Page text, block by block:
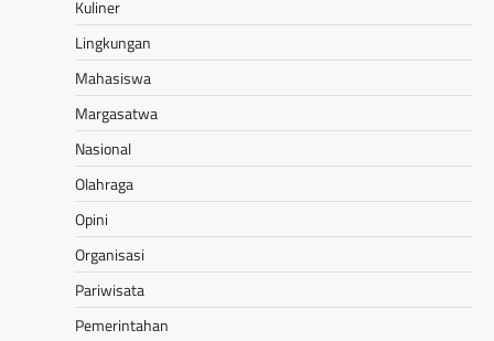
Kuliner
Lingkungan
Mahasiswa
Margasatwa
Nasional
Olahraga
Opini
Organisasi
Pariwisata
Pemerintahan